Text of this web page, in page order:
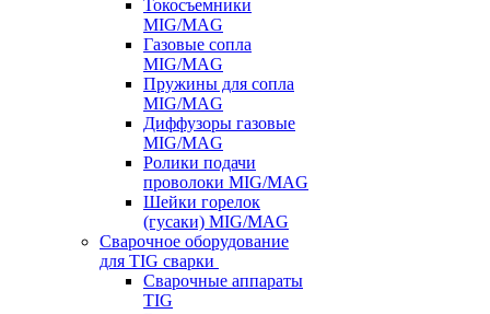
Токосъемники
MIG/MAG
Газовые сопла
MIG/MAG
Пружины для сопла
MIG/MAG
Диффузоры газовые
MIG/MAG
Ролики подачи
проволоки MIG/MAG
Шейки горелок
(гусаки) MIG/MAG
Сварочное оборудование
для TIG сварки
Сварочные аппараты
TIG